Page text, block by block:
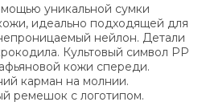
уникальной сумки
идеально подходящей для
нейлон. Детали
Культовый символ PP
кожи спереди.
карман на молнии.
ремешок с логотипом.